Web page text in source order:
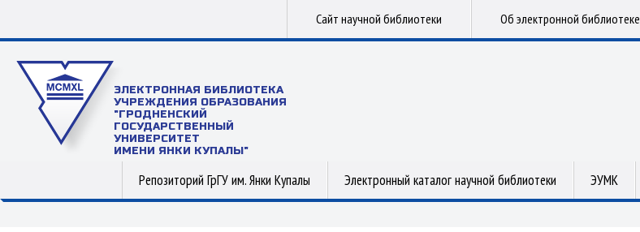
Сайт научной библиотеки Об электронной библиотеке
ЭЛЕКТРОННАЯ БИБЛИОТЕКА
УЧРЕЖДЕНИЯ ОБРАЗОВАНИЯ
"ГРОДНЕНСКИЙ
ГОСУДАРСТВЕННЫЙ
УНИВЕРСИТЕТ
ИМЕНИ ЯНКИ КУПАЛЫ"
Репозиторий ГрГУ им. Янки Купалы Электронный каталог научной библиотеки ЭУМК